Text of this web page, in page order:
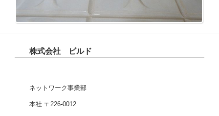
株式会社 ビルド
ネットワーク事業部
本社 〒226-0012